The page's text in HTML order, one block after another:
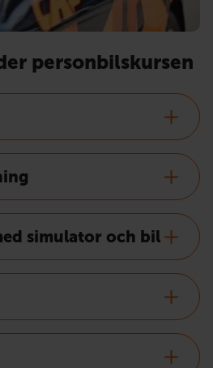
personbilskursen
simulator och bil